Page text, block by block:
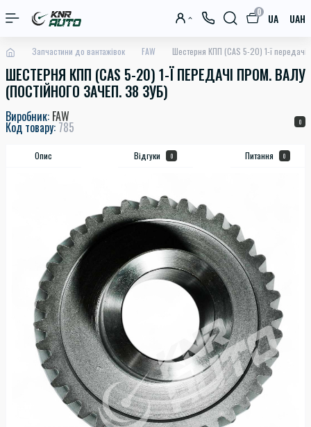
0 UA UAH
Запчастини до вантажівок FAW Шестерня КПП (CAS 5-20) 1-ї передачі
ШЕСТЕРНЯ КПП (CAS 5-20) 1-Ї ПЕРЕДАЧІ ПРОМ. ВАЛУ
(ПОСТІЙНОГО ЗАЧЕП. 38 ЗУБ)
Виробник: FAW
Код товару: 785 0
Опис Відгуки 0 Питання 0